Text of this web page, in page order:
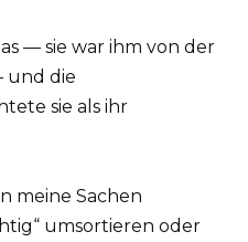
— sie war ihm von der
und die
sie als ihr
meine Sachen
umsortieren oder